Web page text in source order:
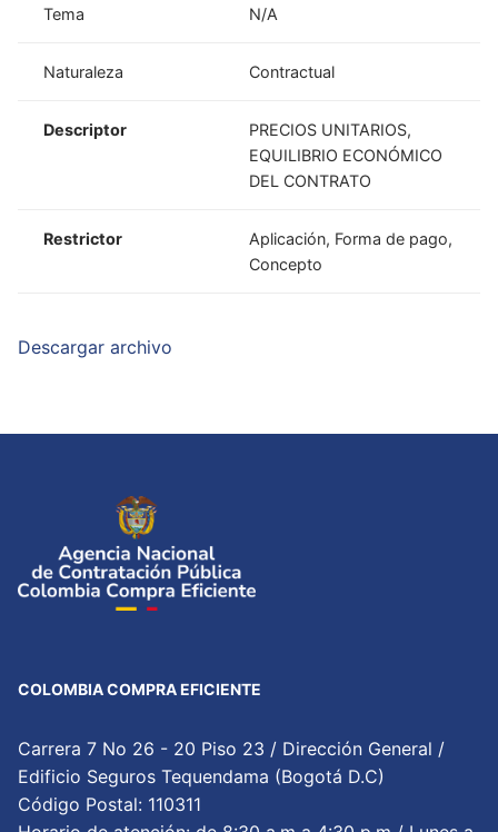
Tema N/A
Naturaleza Contractual
Descriptor
PRECIOS UNITARIOS,
EQUILIBRIO ECONÓMICO
DEL CONTRATO
Restrictor
Aplicación, Forma de pago,
Concepto
Descargar archivo
COLOMBIA COMPRA EFICIENTE
Carrera 7 No 26 - 20 Piso 23 / Dirección General /
Edificio Seguros Tequendama (Bogotá D.C)
Código Postal: 110311